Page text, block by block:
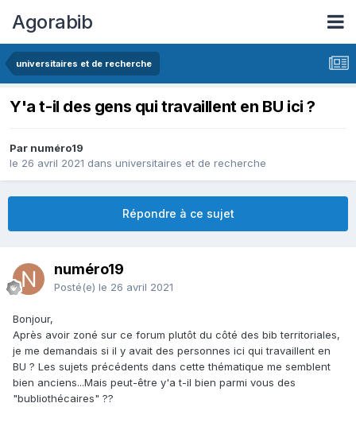
Agorabib
universitaires et de recherche
Y'a t-il des gens qui travaillent en BU ici ?
Par numéro19
le 26 avril 2021 dans universitaires et de recherche
Répondre à ce sujet
numéro19
Posté(e) le 26 avril 2021
Bonjour,
Après avoir zoné sur ce forum plutôt du côté des bib territoriales,
je me demandais si il y avait des personnes ici qui travaillent en
BU ? Les sujets précédents dans cette thématique me semblent
bien anciens...Mais peut-être y'a t-il bien parmi vous des
"bubliothécaires" ??